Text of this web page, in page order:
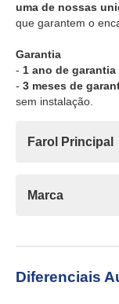
uma de nossas
que garantem o
Garantia
- 1 ano de garantia
- 3 meses de
sem instalação.
Farol Principal
Marca
Diferenciais